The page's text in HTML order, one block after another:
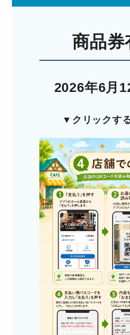
商品券
2026年6月
▼ クリックす